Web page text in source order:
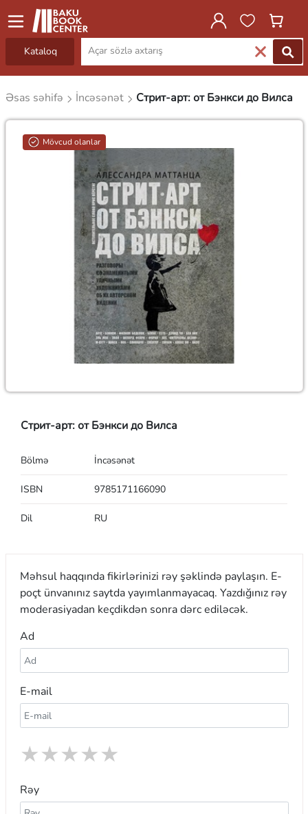
Kataloq
Əsas səhifə İncəsənət Стрит-арт: от Бэнкси до Вилса
Mövcud olanlar
Стрит-арт: от Бэнкси до Вилса
Bölmə İncəsənət
ISBN 9785171166090
Dil RU
Məhsul haqqında fikirlərinizi rəy şəklində paylaşın. E-
poçt ünvanınız saytda yayımlanmayacaq. Yazdığınız rəy
moderasiyadan keçdikdən sonra dərc ediləcək.
Ad
E-mail
★
★
★
★
★
Rəy